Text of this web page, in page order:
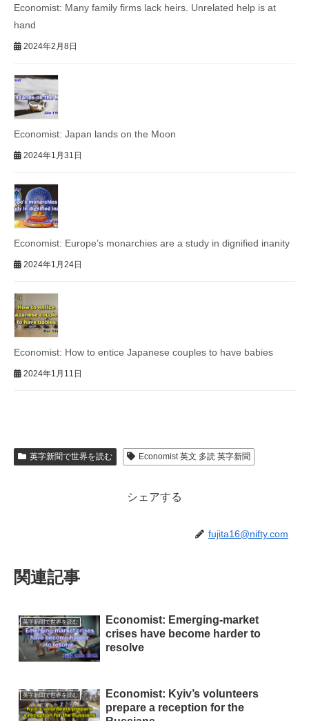
Economist: Many family firms lack heirs. Unrelated help is at
hand
2024年2月8日
Economist: Japan lands on the Moon
2024年1月31日
Economist: Europe’s monarchies are a study in dignified inanity
2024年1月24日
Economist: How to entice Japanese couples to have babies
2024年1月11日
英字新聞で世界を読む Economist 英文 多読 英字新聞
シェアする
fujita16@nifty.com
関連記事
英字新聞で世界を読む
Economist: Emerging-market
crises have become harder to
resolve
英字新聞で世界を読む
Economist: Kyiv’s volunteers
prepare a reception for the